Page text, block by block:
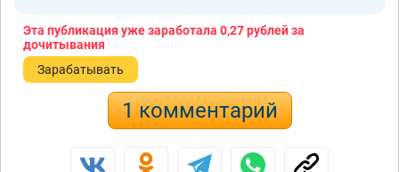
Эта публикация уже заработала 0,27 рублейза
дочитывания
Зарабатывать
1 комментарий